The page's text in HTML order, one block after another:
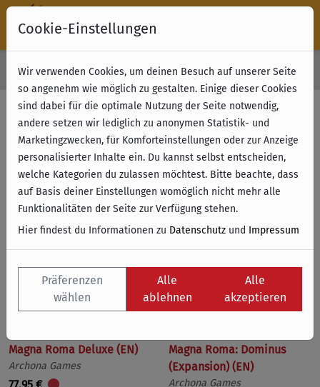
Kostenloser Versand & Retoure ab 49 € (innerhalb Deutschlands)
Filter anzeigen
Name
Magna Roma Deluxe (EN)
Archona Games
Magna Roma: Dominus
(Expansion) (EN)
Archona Games
Cookie-Einstellungen
Wir verwenden Cookies, um deinen Besuch auf unserer Seite
so angenehm wie möglich zu gestalten. Einige dieser Cookies
sind dabei für die optimale Nutzung der Seite notwendig,
andere setzen wir lediglich zu anonymen Statistik- und
Marketingzwecken, für Komforteinstellungen oder zur Anzeige
personalisierter Inhalte ein. Du kannst selbst entscheiden,
welche Kategorien du zulassen möchtest. Bitte beachte, dass
auf Basis deiner Einstellungen womöglich nicht mehr alle
Funktionalitäten der Seite zur Verfügung stehen.
Hier findest du Informationen zu Datenschutz und Impressum
Präferenzen
wählen
Alle
ablehnen
Alle
akzeptieren